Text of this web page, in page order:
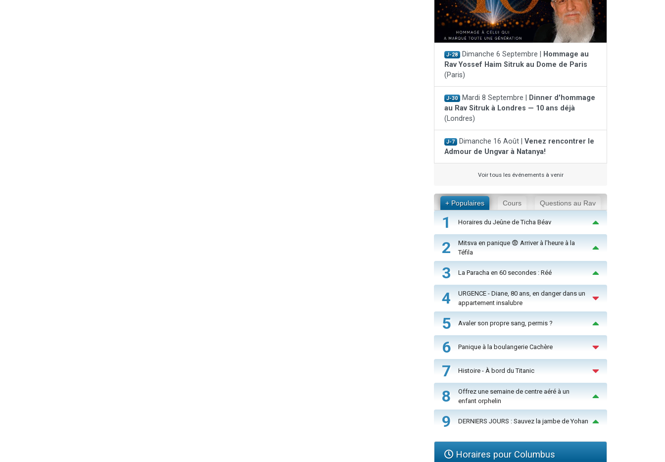
J-28 Dimanche 6 Septembre |
Hommage au
Rav Yossef Haim Sitruk au Dome de Paris
(Paris)
J-30 Mardi 8 Septembre |
Dinner d'hommage
au Rav Sitruk à Londres — 10 ans déjà
(Londres)
J-7 Dimanche 16 Août | Venez rencontrer le
Admour de Ungvar à Natanya!
Voir tous les événements à venir
+ Populaires Cours Questions au Rav
1 Horaires du Jeûne de Ticha Béav
2
Mitsva en panique 😨 Arriver à l'heure à la
Téfila
3 La Paracha en 60 secondes : Réé
4
URGENCE - Diane, 80 ans, en danger dans un
appartement insalubre
5 Avaler son propre sang, permis ?
6 Panique à la boulangerie Cachère
7 Histoire - À bord du Titanic
8
Offrez une semaine de centre aéré à un
enfant orphelin
9 DERNIERS JOURS : Sauvez la jambe de Yohan
Horaires pour Columbus